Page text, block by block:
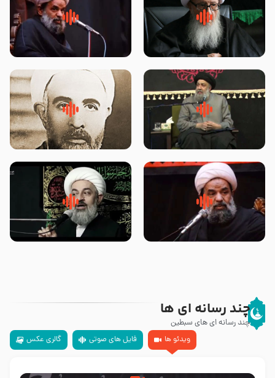
زوّار اربعین امام حسین (علیه
السلام) با این اشتیاق به زیارت
روضه جانسوز پاره های جگر امام
حسن مجتبی علیه السلام-حجت
لقب حضرت رقیه سلام الله علیها به
چه معناست – حجت الاسلام علوی
روضه‌ی مجلس یزید ملعون و
اسارت اهل‌بیت علیهم‌السلام –
محدث زاده
سلام جوانی که امام حسین علیه
السلام خودش جوابش را دادند
زیارتی که اسباب رزق زیاد و عمر
طولانی است حجت السلام حسین
چند رسانه ای ها
چند رسانه ای های سبطین
ویدئو ها
فایل های صوتی گالری عکس